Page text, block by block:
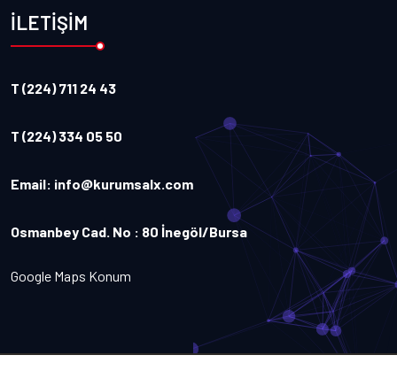
İLETİŞİM
T (224) 711 24 43
T (224) 334 05 50
Email: info@kurumsalx.com
Osmanbey Cad. No : 80 İnegöl/Bursa
Google Maps Konum